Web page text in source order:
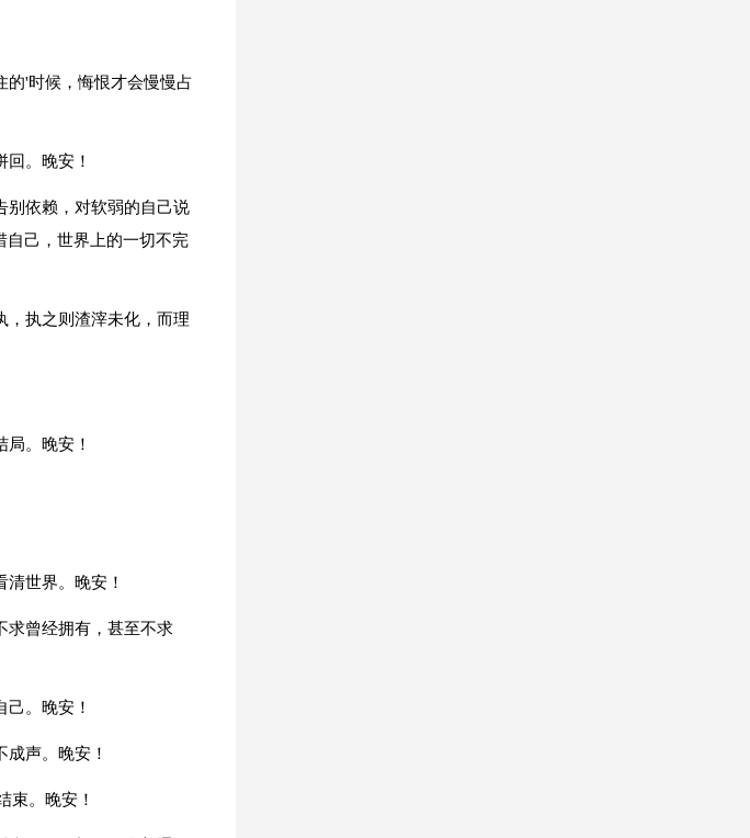
的'时候，悔恨才会慢慢占
。晚安！
别依赖，对软弱的自己说
自己，世界上的一切不完
，执之则渣滓未化，而理
。晚安！
世界。晚安！
求曾经拥有，甚至不求
。晚安！
声。晚安！
束。晚安！